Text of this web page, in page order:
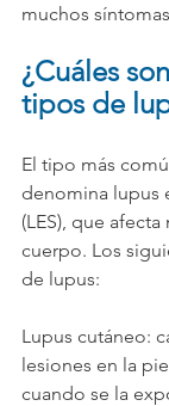
muchos
¿Cuáles
tipos de
El tipo más
denomina lupus
(LES), que
cuerpo. Los
de lupus:
Lupus cutáneo:
lesiones en la
cuando se la